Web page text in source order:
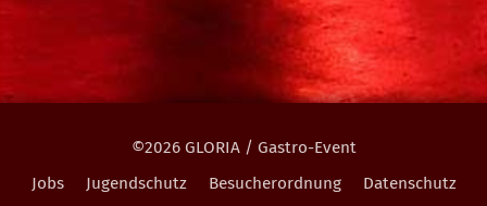
©2026 GLORIA / Gastro-Event
Jobs
Jugendschutz Besucherordnung Datenschutz